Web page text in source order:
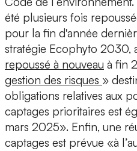
été plusieurs fois
pour la fin d'année
stratégie Ecophyto 2030,
repoussé à nouveau à fin
gestion des risques »
obligations relatives aux
captages prioritaires est
mars 2025». Enfin, une
captages est prévue «à